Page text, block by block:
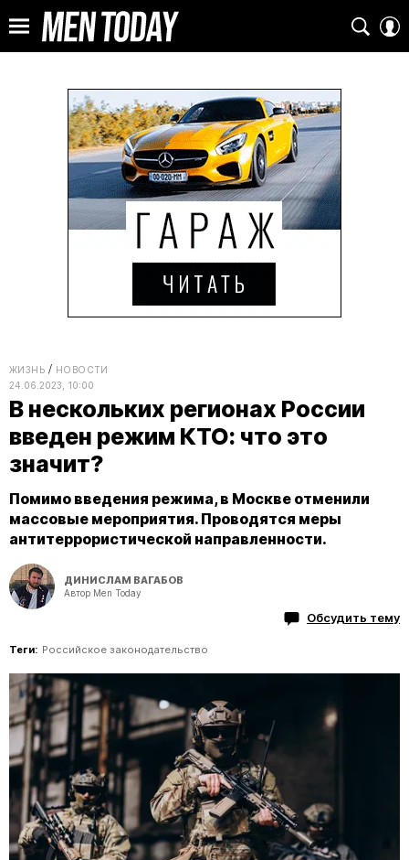
ЖИЗНЬ
НОВОСТИ
24.06.2023, 10:00
В нескольких регионах России
введен режим КТО: что это
значит?
Помимо введения режима, в Москве отменили
массовые мероприятия. Проводятся меры
антитеррористической направленности.
ДИНИСЛАМ ВАГАБОВ
Автор Men Today
Обсудить тему
Теги: Российское законодательство